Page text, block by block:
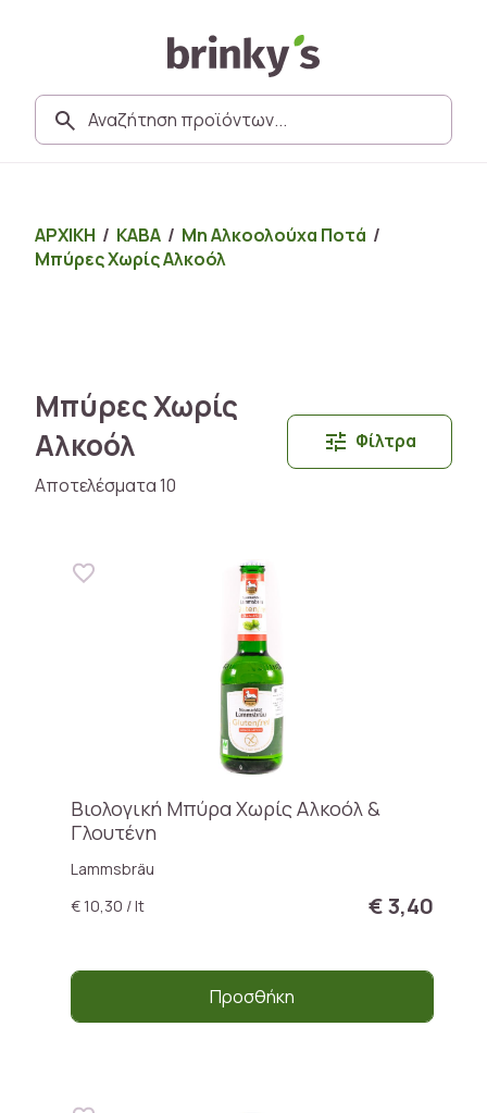
ΑΡΧΙΚΗ / ΚΑΒΑ / Μη Αλκοολούχα Ποτά /
Μπύρες Χωρίς Αλκοόλ
Μπύρες Χωρίς
Αλκοόλ
Αποτελέσματα 10
Φίλτρα
Βιολογική Μπύρα Χωρίς Αλκοόλ &
Γλουτένη
Lammsbräu
€ 10,30 / lt
€ 3,40
Προσθήκη